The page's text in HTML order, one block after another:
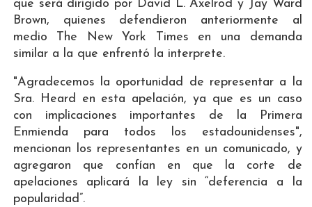
que será dirigido por David L. Axelrod y Jay Ward
Brown, quienes defendieron anteriormente al
medio The New York Times en una demanda
similar a la que enfrentó la interprete.
"Agradecemos la oportunidad de representar a la
Sra. Heard en esta apelación, ya que es un caso
con implicaciones importantes de la Primera
Enmienda para todos los estadounidenses",
mencionan los representantes en un comunicado, y
agregaron que confían en que la corte de
apelaciones aplicará la ley sin “deferencia a la
popularidad”.